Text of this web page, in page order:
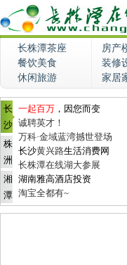
长株潭茶座 房产
餐饮美食
装修
休闲旅游
家居
长
沙
株
洲
湘
潭
一起百万 ，因您而变
诚聘英才！
万科·金域蓝湾撼世登场
长沙黄兴路生活消费网
长株潭在线湖大参展
湖南雅高酒店投资
淘宝全都有~